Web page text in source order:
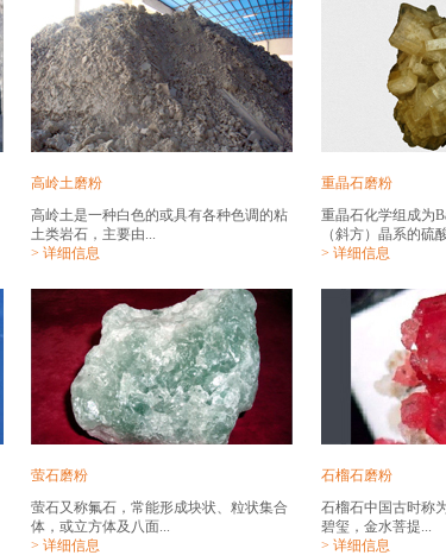
高岭土磨粉
高岭土是一种白色的或具有各种色调的粘
土类岩石，主要由...
> 详细信息
重晶石磨粉
重晶石化学组成为
（斜方）晶系的硫
> 详细信息
萤石磨粉
萤石又称氟石，常能形成块状、粒状集合
体，或立方体及八面...
> 详细信息
石榴石磨粉
石榴石中国古时称
碧玺，金水菩提...
> 详细信息